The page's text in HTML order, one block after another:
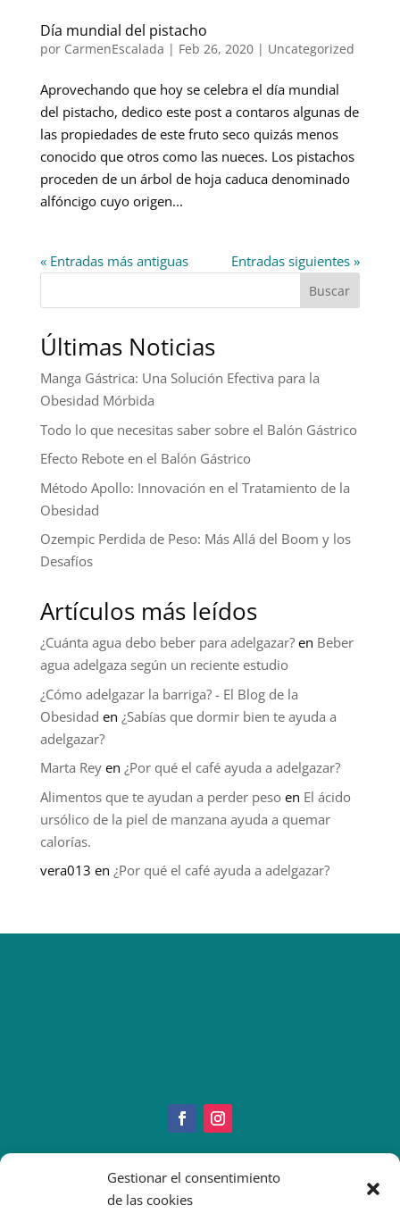
Gestionar el consentimiento
de las cookies
Día mundial del pistacho
por CarmenEscalada | Feb 26, 2020| Uncategorized
Aprovechando que hoy se celebra el día mundial
del pistacho, dedico este post a contaros algunas de
las propiedades de este fruto seco quizás menos
conocido que otros como las nueces. Los pistachos
proceden de un árbol de hoja caduca denominado
alfóncigo cuyo origen...
« Entradas más antiguas Entradas siguientes »
Buscar
Últimas Noticias
Manga Gástrica: Una Solución Efectiva para la
Obesidad Mórbida
Todo lo que necesitas saber sobre el Balón Gástrico
Efecto Rebote en el Balón Gástrico
Método Apollo: Innovación en el Tratamiento de la
Obesidad
Ozempic Perdida de Peso: Más Allá del Boom y los
Desafíos
Artículos más leídos
¿Cuánta agua debo beber para adelgazar?en Beber
agua adelgaza según un reciente estudio
¿Cómo adelgazar la barriga? - El Blog de la
Obesidad en ¿Sabías que dormir bien te ayuda a
adelgazar?
Marta Reyen ¿Por qué el café ayuda a adelgazar?
Alimentos que te ayudan a perder pesoen El ácido
ursólico de la piel de manzana ayuda a quemar
calorías.
vera013 en ¿Por qué el café ayuda a adelgazar?
Copyright © 2022 IMEOInformación Paciente
Imeo. Aviso legal|Politica Cookies